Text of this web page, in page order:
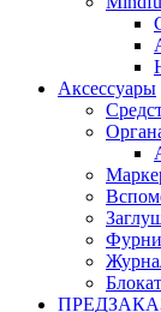
Аксессуары